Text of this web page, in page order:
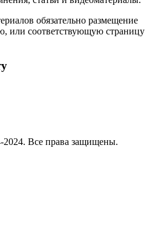
обязательно размещение
или соответствующую страницу
Все права защищены.